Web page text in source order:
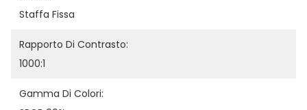
Staffa Fissa
Rapporto Di Contrasto:
1000:1
Gamma Di Colori: